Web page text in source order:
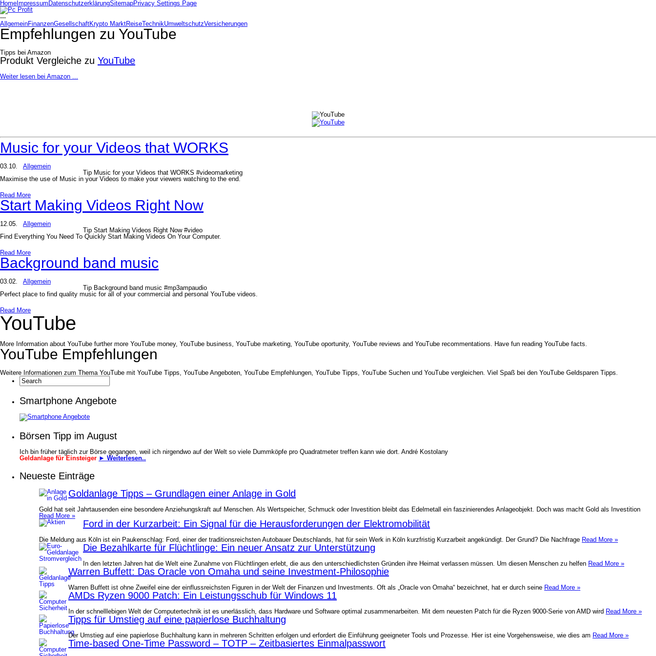
Home Impressum DatenschutzerklärungSitemapPrivacy Settings Page
---
AllgemeinFinanzenGesellschaftKrypto MarktReiseTechnikUmweltschutzVersicherungen
Empfehlungen zu YouTube
Tipps bei Amazon
Produkt Vergleiche zu YouTube
Weiter lesen bei Amazon ...
Music for your Videos that WORKS
03.10.
Allgemein
Tip Music for your Videos that WORKS #videomarketing
Maximise the use of Music in your Videos to make your viewers watching to the end.
Read More
Start Making Videos Right Now
12.05.
Allgemein
Tip Start Making Videos Right Now #video
Find Everything You Need To Quickly Start Making Videos On Your Computer.
Read More
Background band music
03.02.
Allgemein
Tip Background band music #mp3ampaudio
Perfect place to find quality music for all of your commercial and personal YouTube videos.
Read More
YouTube
More Information about YouTube further more YouTube money, YouTube business, YouTube marketing, YouTube oportunity, YouTube reviews and YouTube recommentations. Have fun reading YouTube facts.
YouTube Empfehlungen
Weitere Informationen zum Thema YouTube mit YouTube Tipps, YouTube Angeboten, YouTube Empfehlungen, YouTube Tipps, YouTube Suchen und YouTube vergleichen. Viel Spaß bei den YouTube Geldsparen Tipps.
Smartphone Angebote
Börsen Tipp im August
Ich bin früher täglich zur Börse gegangen, weil ich nirgendwo auf der Welt so viele Dummköpfe pro Quadrat­meter treffen kann wie dort. André Kostolany
Geldanlage für Einsteiger ► Weiterlesen..
Neueste Einträge
Goldanlage Tipps – Grundlagen einer Anlage in Gold
Gold hat seit Jahrtausenden eine besondere Anziehungskraft auf Menschen. Als Wertspeicher, Schmuck oder Investition bleibt das Edelmetall ein faszinierendes Anlageobjekt. Doch was macht Gold als Investition
Read More »
Ford in der Kurzarbeit: Ein Signal für die Herausforderungen der Elektromobilität
Die Meldung aus Köln ist ein Paukenschlag: Ford, einer der traditionsreichsten Autobauer Deutschlands, hat für sein Werk in Köln kurzfristig Kurzarbeit angekündigt. Der Grund? Die Nachfrage Read More »
Die Bezahlkarte für Flüchtlinge: Ein neuer Ansatz zur Unterstützung
In den letzten Jahren hat die Welt eine Zunahme von Flüchtlingen erlebt, die aus den unterschiedlichsten Gründen ihre Heimat verlassen müssen. Um diesen Menschen zu helfen Read More »
Warren Buffett: Das Oracle von Omaha und seine Investment-Philosophie
Warren Buffett ist ohne Zweifel eine der einflussreichsten Figuren in der Welt der Finanzen und Investments. Oft als „Oracle von Omaha“ bezeichnet, hat er durch seine Read More »
AMDs Ryzen 9000 Patch: Ein Leistungsschub für Windows 11
In der schnelllebigen Welt der Computertechnik ist es unerlässlich, dass Hardware und Software optimal zusammenarbeiten. Mit dem neuesten Patch für die Ryzen 9000-Serie von AMD wird Read More »
Tipps für Umstieg auf eine papierlose Buchhaltung
Der Umstieg auf eine papierlose Buchhaltung kann in mehreren Schritten erfolgen und erfordert die Einführung geeigneter Tools und Prozesse. Hier ist eine Vorgehensweise, wie dies am Read More »
Time-based One-Time Password – TOTP – Zeitbasiertes Einmalpasswort